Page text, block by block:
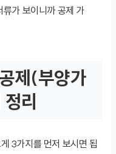
류가 보이니까 공제 가
제(부양가
리
3가지를 먼저 보시면 됩